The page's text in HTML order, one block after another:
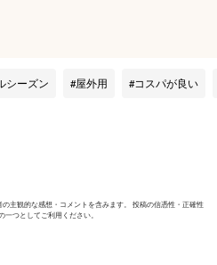
チール おしゃれ 床
シーズン 屋外用 コスパが良い
主観的な感想・コメントを含みます。 投稿の信憑性・正確性
つとしてご利用ください。